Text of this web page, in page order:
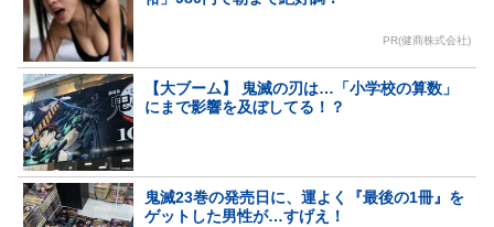
PR(健商株式会社)
【大ブーム】 鬼滅の刃は…「小学校の算数」
にまで影響を及ぼしてる！？
鬼滅23巻の発売日に、運よく『最後の1冊』を
ゲットした男性が…すげえ！